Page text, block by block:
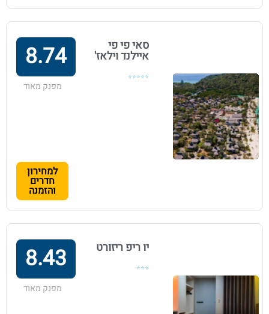
סאי פי פי
איילנד וילאז'
⭐⭐⭐⭐⭐
8.74
מפנק מאוד
למחירון
חדרים
והזמנה
יו ריפ ריזורט
⭐⭐⭐
8.43
מפנק מאוד